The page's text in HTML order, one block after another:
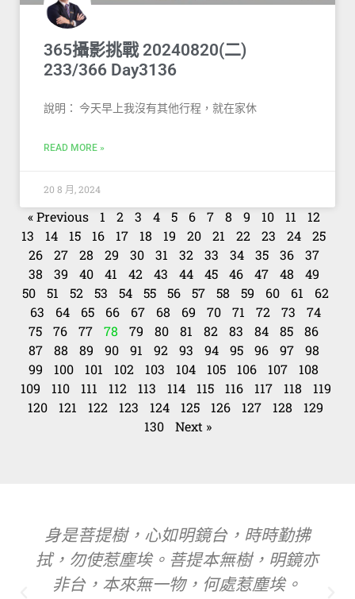
365攝影挑戰 20240820(二)
233/366 Day3136
說明： 今天早上我沒有其他行程，就在家休
READ MORE »
20 8 月, 2024
« Previous 1 2 3 4 5 6 7 8 9 10 11
12
13
14 15 16 17 18 19 20 21 22 23 24
25
26
27 28 29 30 31 32 33 34 35 36
37
38
39 40 41 42 43 44 45 46 47 48
49
50
51 52 53 54 55 56 57 58 59 60 61
62
63
64 65 66 67 68 69 70 71 72 73
74
75
76 77 78 79 80 81 82 83 84 85
86
87
88 89 90 91 92 93 94 95 96 97
98
99
100 101 102 103 104 105 106 107
108
109
110 111 112 113 114 115 116 117 118
119
120
121 122 123 124 125 126 127 128
129
130
Next »
身是菩提樹，心如明鏡台，時時勤拂
拭，勿使惹塵埃。菩提本無樹，明鏡亦
非台，本來無一物，何處惹塵埃。